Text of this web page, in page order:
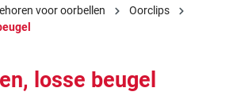
voor oorbellen
Oorclips
losse beugel